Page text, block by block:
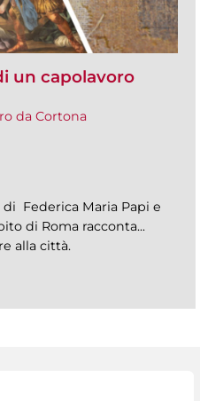
un capolavoro
da Cortona
Federica Maria Papi e
di Roma racconta...
alla città.